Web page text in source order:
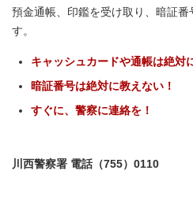
預金通帳、印鑑を受け取り、暗証
す。
キャッシュカードや通帳は絶対
暗証番号は絶対に教えない！
すぐに、警察に連絡を！
川西警察署 電話（755）0110